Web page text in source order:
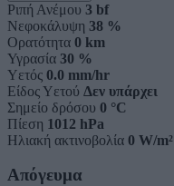
Ριπή Ανέμου 3 bf
Νεφοκάλυψη 38 %
Ορατότητα 0 km
Υγρασία 30 %
Υετός 0.0 mm/hr
Είδος Υετού Δεν υπάρχει
Σημείο δρόσου 0 °C
Πίεση 1012 hPa
Ηλιακή ακτινοβολία 0 W/m²
Απόγευμα